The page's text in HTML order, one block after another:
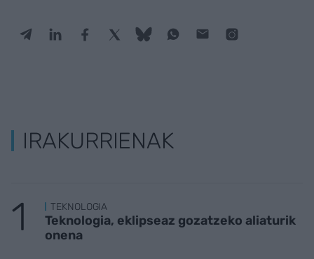
IRAKURRIENAK
TEKNOLOGIA
Teknologia, eklipseaz gozatzeko aliaturik
onena